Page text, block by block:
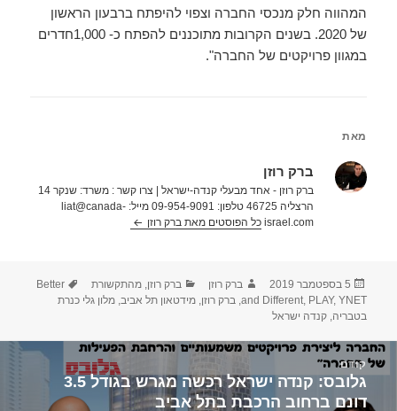
המהווה חלק מנכסי החברה וצפוי להיפתח ברבעון הראשון
של 2020. בשנים הקרובות מתוכננים להפתח כ- 1,000חדרים
במגוון פרויקטים של החברה".
מאת
ברק רוזן
ברק רוזן - אחד מבעלי קנדה-ישראל | צרו קשר : משרד: שנקר 14
הרצליה 46725 טלפון: 09-954-9091 מייל: liat@canada-
israel.com כל הפוסטים מאת ברק רוזן‏
פורסם
בתאריך
5 בספטמבר 2019 מחבר
ברק רוזן קטגוריות
ברק רוזן,מהתקשורת תגיות
Better
and Different, PLAY, YNET
,ברק רוזן,מידטאון תל אביב,מלון גלי כנרת
בטבריה,קנדה ישראל
ניווט
קודם
הפוסט
הקודם:
גלובס: קנדה ישראל רכשה מגרש בגודל 3.5
דונם ברחוב הרכבת בתל אביב